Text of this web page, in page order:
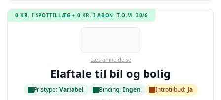
0 KR. I SPOTTILLÆG + 0 KR. I ABON. T.O.M. 30/6
Læs anmeldelse
Elaftale til bil og bolig
Pristype: Variabel Binding: Ingen Introtilbud: Ja